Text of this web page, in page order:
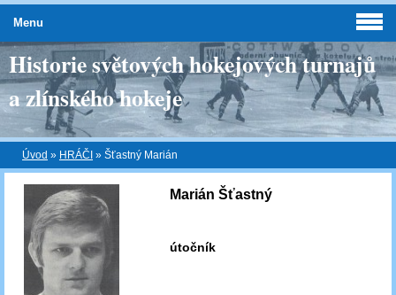
Historie světových hokejových turnajů
a zlínského hokeje
Úvod » HRÁČI » Šťastný Marián
Marián Šťastný
útočník
Menu